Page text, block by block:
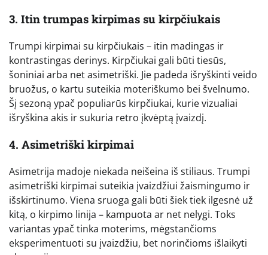
3. Itin trumpas kirpimas su kirpčiukais
Trumpi kirpimai su kirpčiukais – itin madingas ir
kontrastingas derinys. Kirpčiukai gali būti tiesūs,
šoniniai arba net asimetriški. Jie padeda išryškinti veido
bruožus, o kartu suteikia moteriškumo bei švelnumo.
Šį sezoną ypač populiarūs kirpčiukai, kurie vizualiai
išryškina akis ir sukuria retro įkvėptą įvaizdį.
4. Asimetriški kirpimai
Asimetrija madoje niekada neišeina iš stiliaus. Trumpi
asimetriški kirpimai suteikia įvaizdžiui žaismingumo ir
išskirtinumo. Viena sruoga gali būti šiek tiek ilgesnė už
kitą, o kirpimo linija – kampuota ar net nelygi. Toks
variantas ypač tinka moterims, mėgstančioms
eksperimentuoti su įvaizdžiu, bet norinčioms išlaikyti